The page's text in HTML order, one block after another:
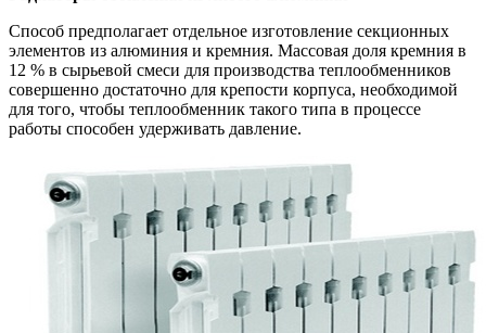
Способ предполагает отдельное изготовление секционных
элементов из алюминия и кремния. Массовая доля кремния в
12 % в сырьевой смеси для производства теплообменников
совершенно достаточно для крепости корпуса, необходимой
для того, чтобы теплообменник такого типа в процессе
работы способен удерживать давление.